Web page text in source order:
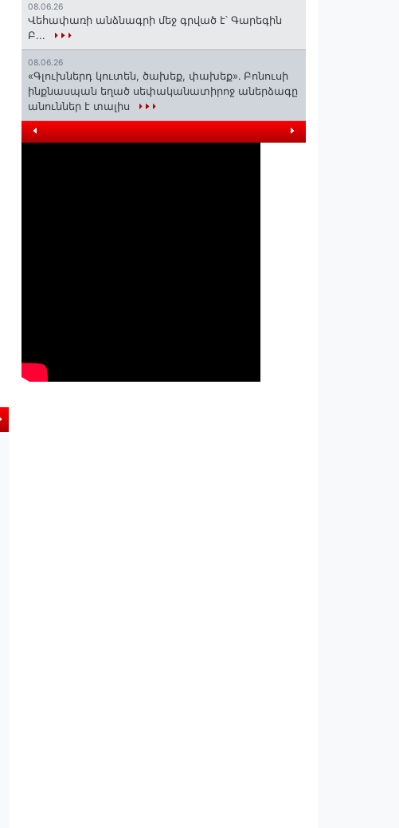
08.06.26
Վեհափառի անձնագրի մեջ գրված է՝ Գարեգին
Բ...
08.06.26
«Գլուխներդ կուտեն, ծախեք, փախեք»․ Բոնուսի
ինքնասպան եղած սեփականատիրոջ աներձագը
անուններ է տալիս